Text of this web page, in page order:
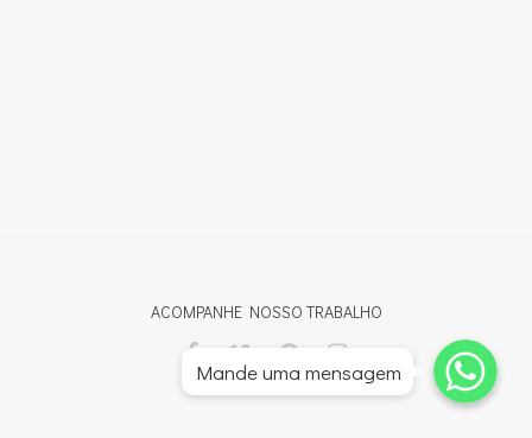
ACOMPANHE NOSSO TRABALHO
Whatsapp
Whatsapp
Whatsapp
Mande uma mensagem